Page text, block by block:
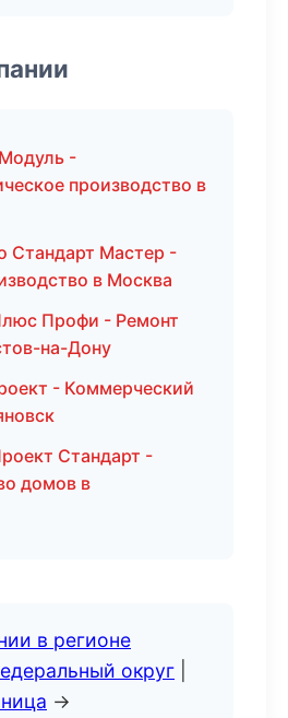
-
производство в
Стандарт Мастер -
в Москва
Профи - Ремонт
на-Дону
- Коммерческий
Стандарт -
домов в
в регионе
округ
→